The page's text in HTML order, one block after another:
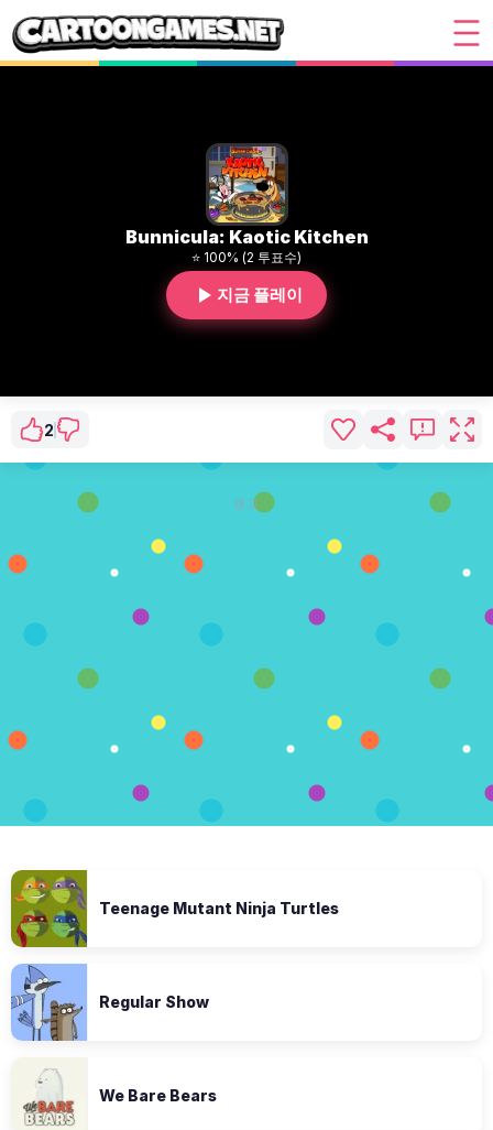
Bunnicula: Kaotic Kitchen
⭐ 100% (2 투표수)
지금 플레이
2
광고
Teenage Mutant Ninja Turtles
Regular Show
We Bare Bears